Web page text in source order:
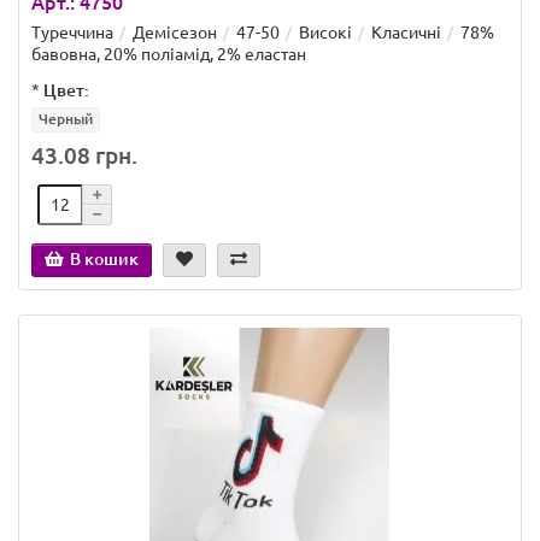
Туреччина Демісезон 47-50 Високі Класичні
78%
бавовна, 20% поліамід, 2% еластан
* Цвет:
Черный
43.08 грн.
В кошик